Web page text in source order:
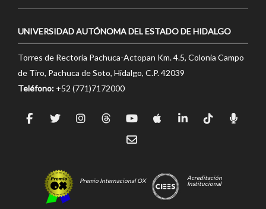
UNIVERSIDAD AUTÓNOMA DEL ESTADO DE HIDALGO
Torres de Rectoría Pachuca-Actopan Km. 4.5, Colonia Campo
de Tiro, Pachuca de Soto, Hidalgo, C.P. 42039
Teléfono: +52 (771)7172000
Premio Internacional OX
Acreditación
Institucional